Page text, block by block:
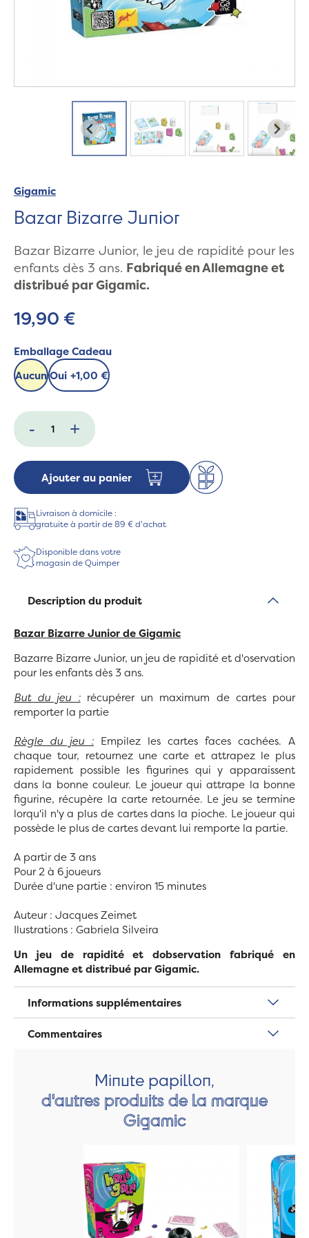
Gigamic
Bazar Bizarre Junior
Bazar Bizarre Junior, le jeu de rapidité pour les
enfants dès 3 ans. Fabriqué en Allemagne et
distribué par Gigamic.
19,90 €
Emballage Cadeau
AucunOui +1,00 €
- +
Ajouter au panier
Livraison à domicile :
gratuite à partir de 89 € d'achat
Disponible dans votre
magasin de Quimper
Description du produit
Bazar Bizarre Junior de Gigamic
Bazarre Bizarre Junior, un jeu de rapidité et d'oservation
pour les enfants dès 3 ans.
But du jeu :récupérer un maximum de cartes pour
remporter la partie
Règle du jeu : Empilez les cartes faces cachées. A
chaque tour, retournez une carte et attrapez le plus
rapidement possible les figurines qui y apparaissent
dans la bonne couleur. Le joueur qui attrape la bonne
figurine, récupère la carte retournée. Le jeu se termine
lorqu'il n'y a plus de cartes dans la pioche. Le joueur qui
possède le plus de cartes devant lui remporte la partie.
A partir de 3 ans
Pour 2 à 6 joueurs
Durée d'une partie : environ 15 minutes
Auteur : Jacques Zeimet
Ilustrations : Gabriela Silveira
Un jeu de rapidité et dobservation fabriqué en
Allemagne et distribué par Gigamic.
Informations supplémentaires
Commentaires
Minute papillon,
d'autres produits de la marque
Gigamic